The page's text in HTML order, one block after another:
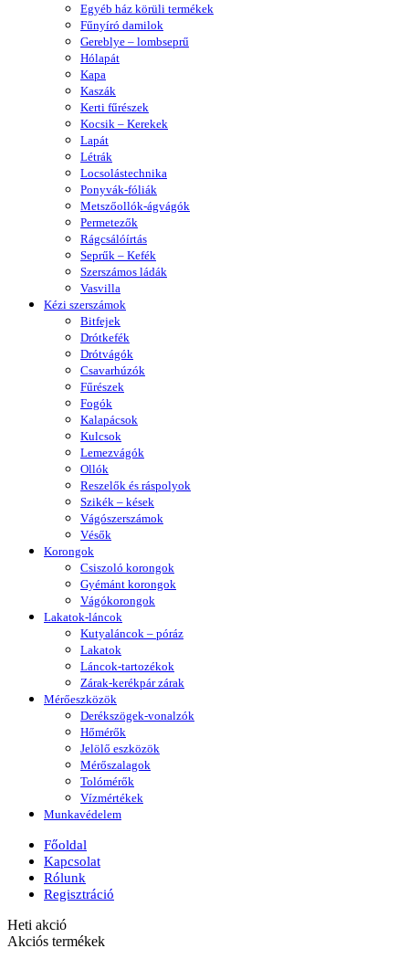
Egyéb ház körüli termékek
Fűnyíró damilok
Gereblye – lombseprű
Hólapát
Kapa
Kaszák
Kerti fűrészek
Kocsik – Kerekek
Lapát
Létrák
Locsolástechnika
Ponyvák-fóliák
Metszőollók-ágvágók
Permetezők
Rágcsálóírtás
Seprűk – Kefék
Szerszámos ládák
Vasvilla
Kézi szerszámok
Bitfejek
Drótkefék
Drótvágók
Csavarhúzók
Fűrészek
Fogók
Kalapácsok
Kulcsok
Lemezvágók
Ollók
Reszelők és ráspolyok
Szikék – kések
Vágószerszámok
Vésők
Korongok
Csiszoló korongok
Gyémánt korongok
Vágókorongok
Lakatok-láncok
Kutyaláncok – póráz
Lakatok
Láncok-tartozékok
Zárak-kerékpár zárak
Mérőeszközök
Derékszögek-vonalzók
Hőmérők
Jelölő eszközök
Mérőszalagok
Tolómérők
Vízmértékek
Munkavédelem
Főoldal
Kapcsolat
Rólunk
Regisztráció
Heti akció
Akciós termékek